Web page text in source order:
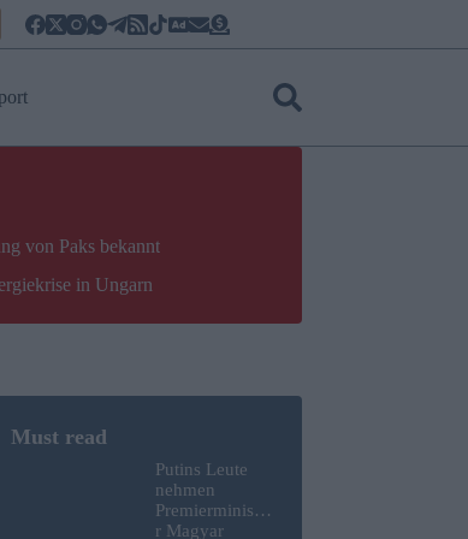
von Paks bekannt
in Ungarn
Putins Leute
nehmen
Premierministe
r Magyar